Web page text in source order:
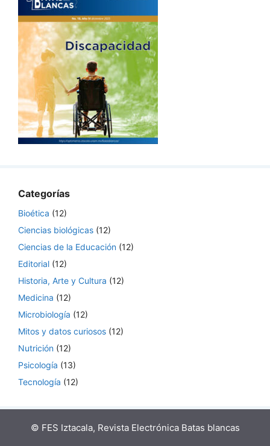
Categorías
Bioética (12)
Ciencias biológicas (12)
Ciencias de la Educación (12)
Editorial (12)
Historia, Arte y Cultura (12)
Medicina (12)
Microbiología (12)
Mitos y datos curiosos (12)
Nutrición (12)
Psicología (13)
Tecnología (12)
© FES Iztacala, Revista Electrónica Batas blancas